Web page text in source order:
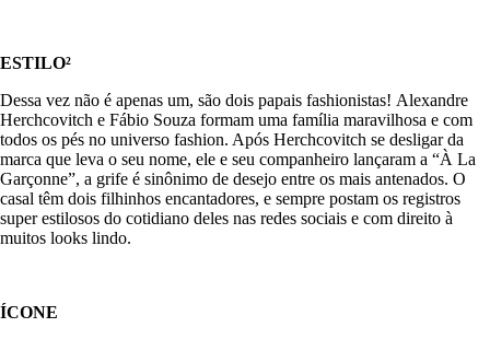
ESTILO²
Dessa vez não é apenas um, são dois papais fashionistas! Alexandre
Herchcovitch e Fábio Souza formam uma família maravilhosa e com
todos os pés no universo fashion. Após Herchcovitch se desligar da
marca que leva o seu nome, ele e seu companheiro lançaram a “À La
Garçonne”, a grife é sinônimo de desejo entre os mais antenados. O
casal têm dois filhinhos encantadores, e sempre postam os registros
super estilosos do cotidiano deles nas redes sociais e com direito à
muitos looks lindo.
ÍCONE